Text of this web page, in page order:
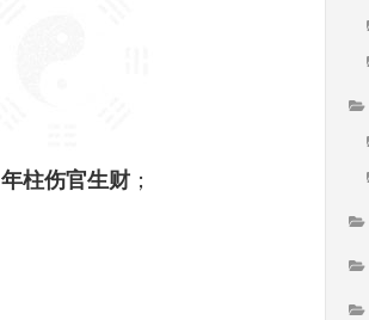
年柱伤官生财 ；